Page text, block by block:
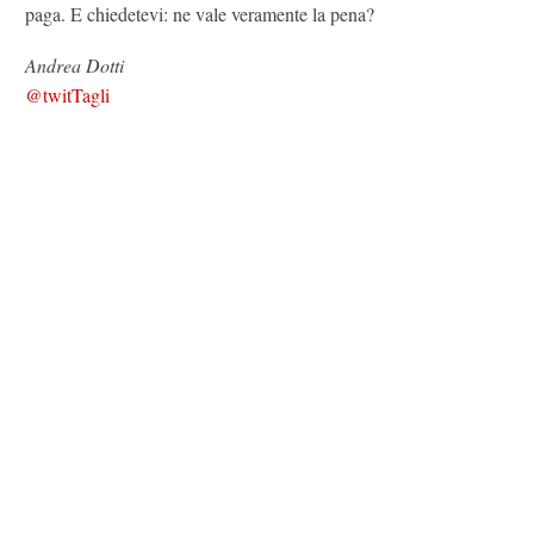
paga. E chiedetevi: ne vale veramente la pena?
Andrea Dotti
@twitTagli